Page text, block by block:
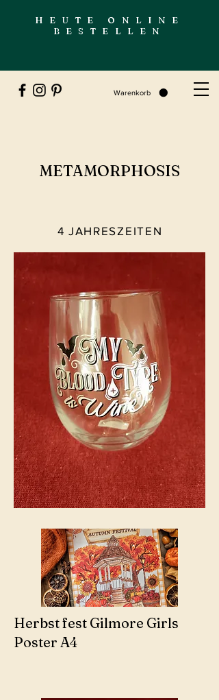
HEUTE ONLINE
BESTELLEN
Warenkorb
METAMORPHOSIS
4 JAHRESZEITEN
Herbst fest Gilmore Girls
Poster A4